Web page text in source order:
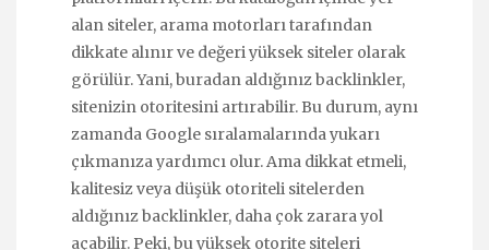
alan siteler, arama motorları tarafından
dikkate alınır ve değeri yüksek siteler olarak
görülür. Yani, buradan aldığınız backlinkler,
sitenizin otoritesini artırabilir. Bu durum, aynı
zamanda Google sıralamalarında yukarı
çıkmanıza yardımcı olur. Ama dikkat etmeli,
kalitesiz veya düşük otoriteli sitelerden
aldığınız backlinkler, daha çok zarara yol
açabilir. Peki, bu yüksek otorite siteleri